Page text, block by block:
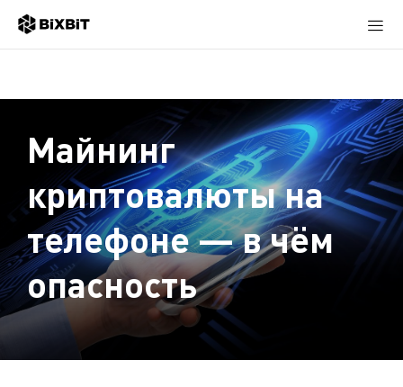
Майнинг
криптовалюты на
телефоне — в чём
опасность